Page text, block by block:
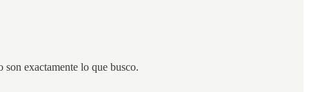
exactamente lo que busco.